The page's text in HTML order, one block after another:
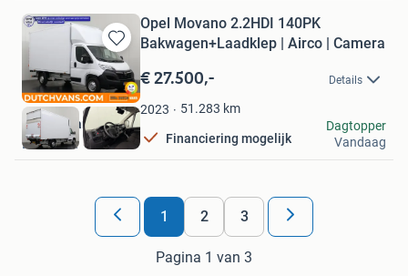
Bewaren
in
Mijn
Favorieten
Opel Movano 2.2HDI 140PK
Bakwagen+Laadklep | Airco | Camera
€ 27.500,- Details
2023 51.283 km
Financiering mogelijk
DUTCH Vans
Barneveld
Dagtopper
Vandaag
1 2 3
Pagina 1 van 3